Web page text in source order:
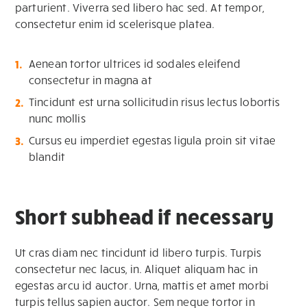
parturient. Viverra sed libero hac sed. At tempor,
consectetur enim id scelerisque platea.
Aenean tortor ultrices id sodales eleifend
consectetur in magna at
Tincidunt est urna sollicitudin risus lectus lobortis
nunc mollis
Cursus eu imperdiet egestas ligula proin sit vitae
blandit
Short subhead if necessary
Ut cras diam nec tincidunt id libero turpis. Turpis
consectetur nec lacus, in. Aliquet aliquam hac in
egestas arcu id auctor. Urna, mattis et amet morbi
turpis tellus sapien auctor. Sem neque tortor in